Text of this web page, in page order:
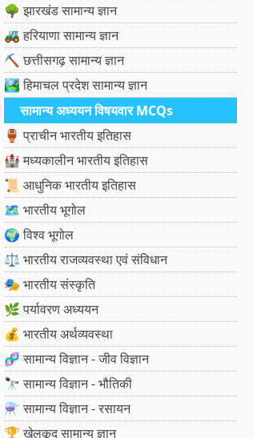
🌳 झारखंड सामान्य ज्ञान
🚜 हरियाणा सामान्य ज्ञान
⛏️ छत्तीसगढ़ सामान्य ज्ञान
🏞️ हिमाचल प्रदेश सामान्य ज्ञान
सामान्य अध्ययन विषयवार MCQs
🏺 प्राचीन भारतीय इतिहास
🏰 मध्यकालीन भारतीय इतिहास
📜 आधुनिक भारतीय इतिहास
🗺️ भारतीय भूगोल
🌍 विश्व भूगोल
⚖️ भारतीय राजव्यवस्था एवं संविधान
🎭 भारतीय संस्कृति
🌿 पर्यावरण अध्ययन
💰 भारतीय अर्थव्यवस्था
🧬 सामान्य विज्ञान - जीव विज्ञान
🔭 सामान्य विज्ञान - भौतिकी
⚗️ सामान्य विज्ञान - रसायन
🏆 खेलकूद सामान्य ज्ञान